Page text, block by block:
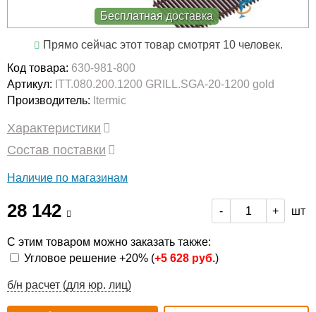
Бесплатная доставка
Прямо сейчас этот товар смотрят 10 человек.
Код товара: 630-981-800
Артикул: ITT.080.200.1200 GRILL.SGA-20-1200 gold
Производитель: Itermic
Характеристики
Состав поставки
Наличие по магазинам
28 142 - + шт
С этим товаром можно заказать также:
Угловое решение +20% (+5 628 руб.)
б/н расчет (для юр. лиц)